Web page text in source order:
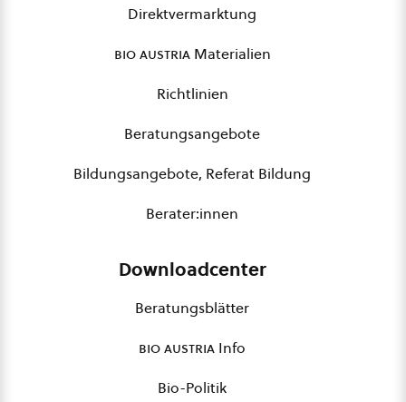
Direktvermarktung
bio austriaMaterialien
Richtlinien
Beratungsangebote
Bildungsangebote, Referat Bildung
Berater:innen
Downloadcenter
Beratungsblätter
bio austria Info
Bio-Politik